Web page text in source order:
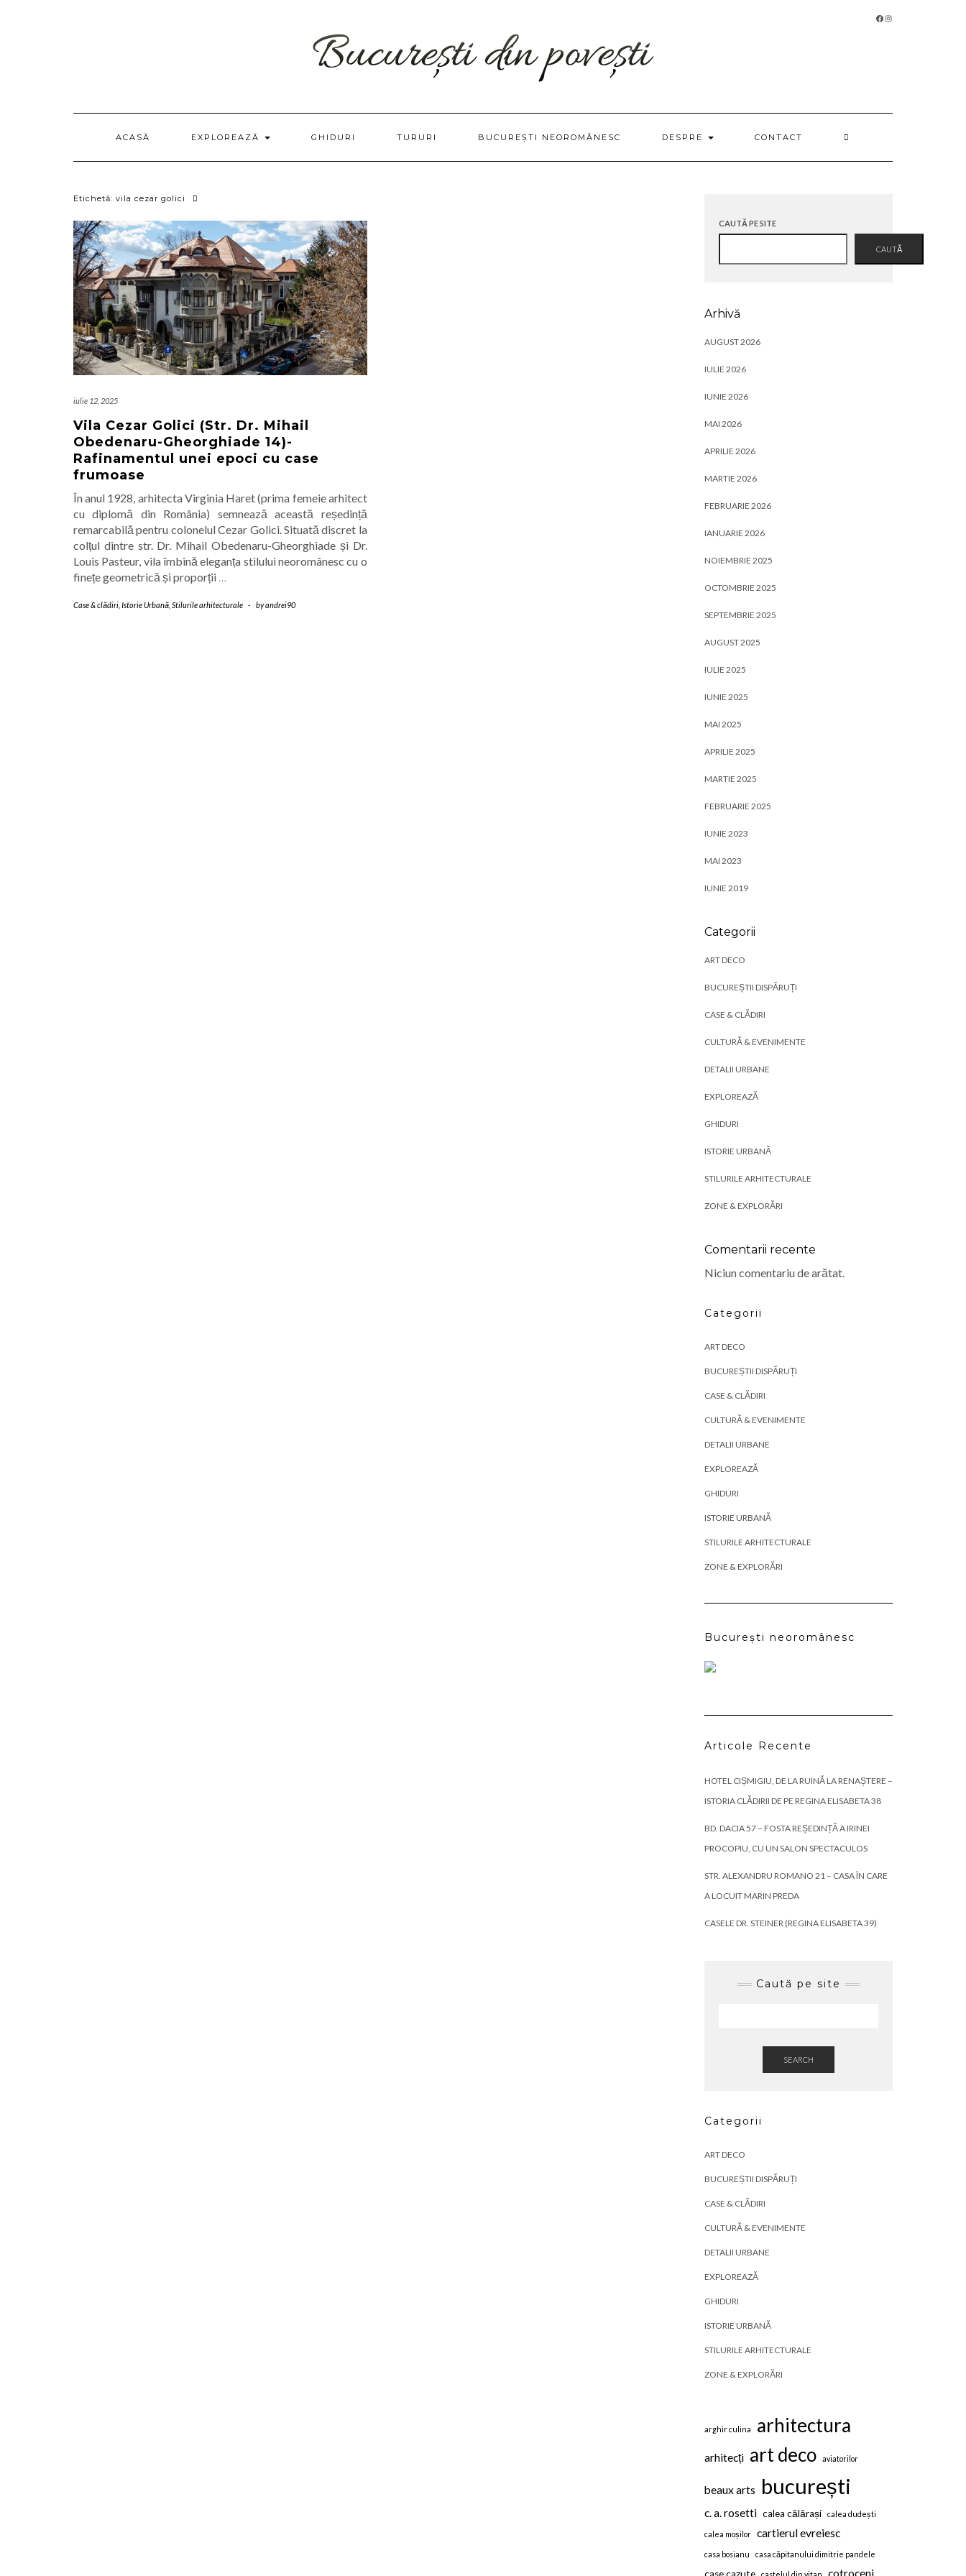
FACEBOOK
INSTAGRAM
ACASĂ EXPLOREAZĂ GHIDURI TURURI BUCUREȘTI NEOROMÂNESC DESPRE CONTACT
Etichetă: vila cezar golici
iulie 12, 2025
Vila Cezar Golici (Str. Dr. Mihail
Obedenaru-Gheorghiade 14)-
Rafinamentul unei epoci cu case
frumoase
În anul 1928, arhitecta Virginia Haret (prima femeie arhitect
cu diplomă din România) semnează această reședință
remarcabilă pentru colonelul Cezar Golici. Situată discret la
colțul dintre str. Dr. Mihail Obedenaru-Gheorghiade și Dr.
Louis Pasteur, vila îmbină eleganța stilului neoromânesc cu o
finețe geometrică și proporții …
Case & clădiri Istorie Urbană Stilurile arhitecturale - byandrei90
CAUTĂ PE SITE
CAUTĂ
Arhivă
AUGUST 2026
IULIE 2026
IUNIE 2026
MAI 2026
APRILIE 2026
MARTIE 2026
FEBRUARIE 2026
IANUARIE 2026
NOIEMBRIE 2025
OCTOMBRIE 2025
SEPTEMBRIE 2025
AUGUST 2025
IULIE 2025
IUNIE 2025
MAI 2025
APRILIE 2025
MARTIE 2025
FEBRUARIE 2025
IUNIE 2023
MAI 2023
IUNIE 2019
Categorii
ART DECO
BUCUREȘTII DISPĂRUȚI
CASE & CLĂDIRI
CULTURĂ & EVENIMENTE
DETALII URBANE
EXPLOREAZĂ
GHIDURI
ISTORIE URBANĂ
STILURILE ARHITECTURALE
ZONE & EXPLORĂRI
Comentarii recente
Niciun comentariu de arătat.
Categorii
ART DECO
BUCUREȘTII DISPĂRUȚI
CASE & CLĂDIRI
CULTURĂ & EVENIMENTE
DETALII URBANE
EXPLOREAZĂ
GHIDURI
ISTORIE URBANĂ
STILURILE ARHITECTURALE
ZONE & EXPLORĂRI
București neoromânesc
Articole Recente
HOTEL CIȘMIGIU, DE LA RUINĂ LA RENAȘTERE –
ISTORIA CLĂDIRII DE PE REGINA ELISABETA 38
BD. DACIA 57 – FOSTA REȘEDINȚĂ A IRINEI
PROCOPIU, CU UN SALON SPECTACULOS
STR. ALEXANDRU ROMANO 21 – CASA ÎN CARE
A LOCUIT MARIN PREDA
CASELE DR. STEINER (REGINA ELISABETA 39)
Caută pe site
SEARCH
Categorii
ART DECO
BUCUREȘTII DISPĂRUȚI
CASE & CLĂDIRI
CULTURĂ & EVENIMENTE
DETALII URBANE
EXPLOREAZĂ
GHIDURI
ISTORIE URBANĂ
STILURILE ARHITECTURALE
ZONE & EXPLORĂRI
arghir culina arhitectura
arhitecți art deco aviatorilor
beaux arts bucurești
c. a. rosetti calea călărași calea dudești
calea moșilor cartierul evreiesc
casa bosianu casa căpitanului dimitrie pandele
cotroceni